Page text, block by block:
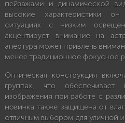
пейзажами и динамической
высокие характеристики
ситуациях с низким
акцентирует внимание на
апертура может привлечь
менее традиционное фокусное
Оптическая конструкция
группах, что обеспечивает
изображения при работе с
новинка также защищена от
отличным выбором для уличной